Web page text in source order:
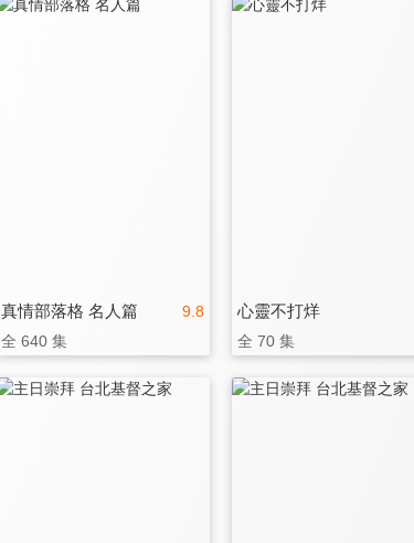
9.8
真情部落格 名人篇
全 640 集
心靈不打烊
全 70 集